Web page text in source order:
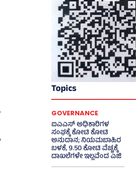
Topics
GOVERNANCE
ಐಎಎಸ್‌ ಅಧಿಕಾರಿಗಳ
ಸಂಘಕ್ಕೆ ಕೋಟಿ ಕೋಟಿ
ಅನುದಾನ; ನಿಯಮಬಾಹಿರ
ಬಳಕೆ, 9.50 ಕೋಟಿ ವೆಚ್ಚಕ್ಕೆ
ದಾಖಲೆಗಳೇ ಇಲ್ಲವೆಂದ ಎಜಿ